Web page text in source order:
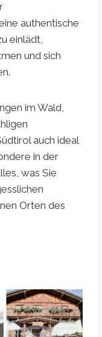
authentische
einlädt,
und sich
im Wald,
auch ideal
in der
was Sie
Orten des